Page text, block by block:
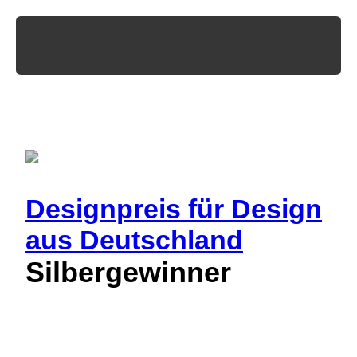
Designpreis für Design
aus Deutschland
Silbergewinner